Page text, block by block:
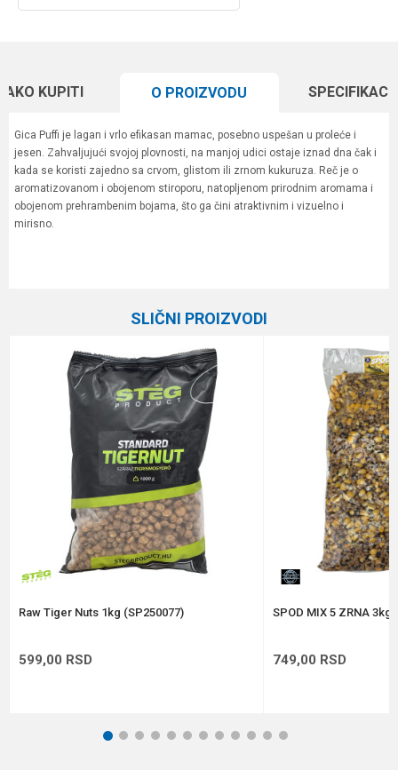
KUPITI O PROIZVODU
Gica Puffi je lagan i vrlo efikasan mamac, posebno uspešan u proleće i
jesen. Zahvaljujući svojoj plovnosti, na manjoj udici ostaje iznad dna čak i
kada se koristi zajedno sa crvom, glistom ili zrnom kukuruza. Reč je o
aromatizovanom i obojenom stiroporu, natopljenom prirodnim aromama i
obojenom prehrambenim bojama, što ga čini atraktivnim i vizuelno i
mirisno.
Anti-spam zaštita - izračunajte koliko je 2 + 3 :
POŠALJI
SLIČNI PROIZVODI
Raw Tiger Nuts 1kg (SP250077)
599,00 RSD
SPOD MIX 5 ZRNA 3kg
749,00 RSD
1 2 3 4 5 6 7 8 9 101112